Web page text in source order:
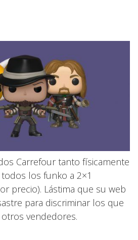
Carrefour tanto físicamente
los funko a 2×1
precio). Lástima que su web
para discriminar los que
vendedores.